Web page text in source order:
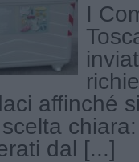
I
affinché
dal [...]